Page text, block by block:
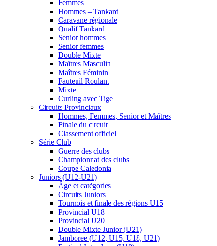
Femmes
Hommes – Tankard
Caravane régionale
Qualif Tankard
Senior hommes
Senior femmes
Double Mixte
Maîtres Masculin
Maîtres Féminin
Fauteuil Roulant
Mixte
Curling avec Tige
Circuits Provinciaux
Hommes, Femmes, Senior et Maîtres
Finale du circuit
Classement officiel
Série Club
Guerre des clubs
Championnat des clubs
Coupe Caledonia
Juniors (U12-U21)
Âge et catégories
Circuits Juniors
Tournois et finale des régions U15
Provincial U18
Provincial U20
Double Mixte Junior (U21)
Jamboree (U12, U15, U18, U21)